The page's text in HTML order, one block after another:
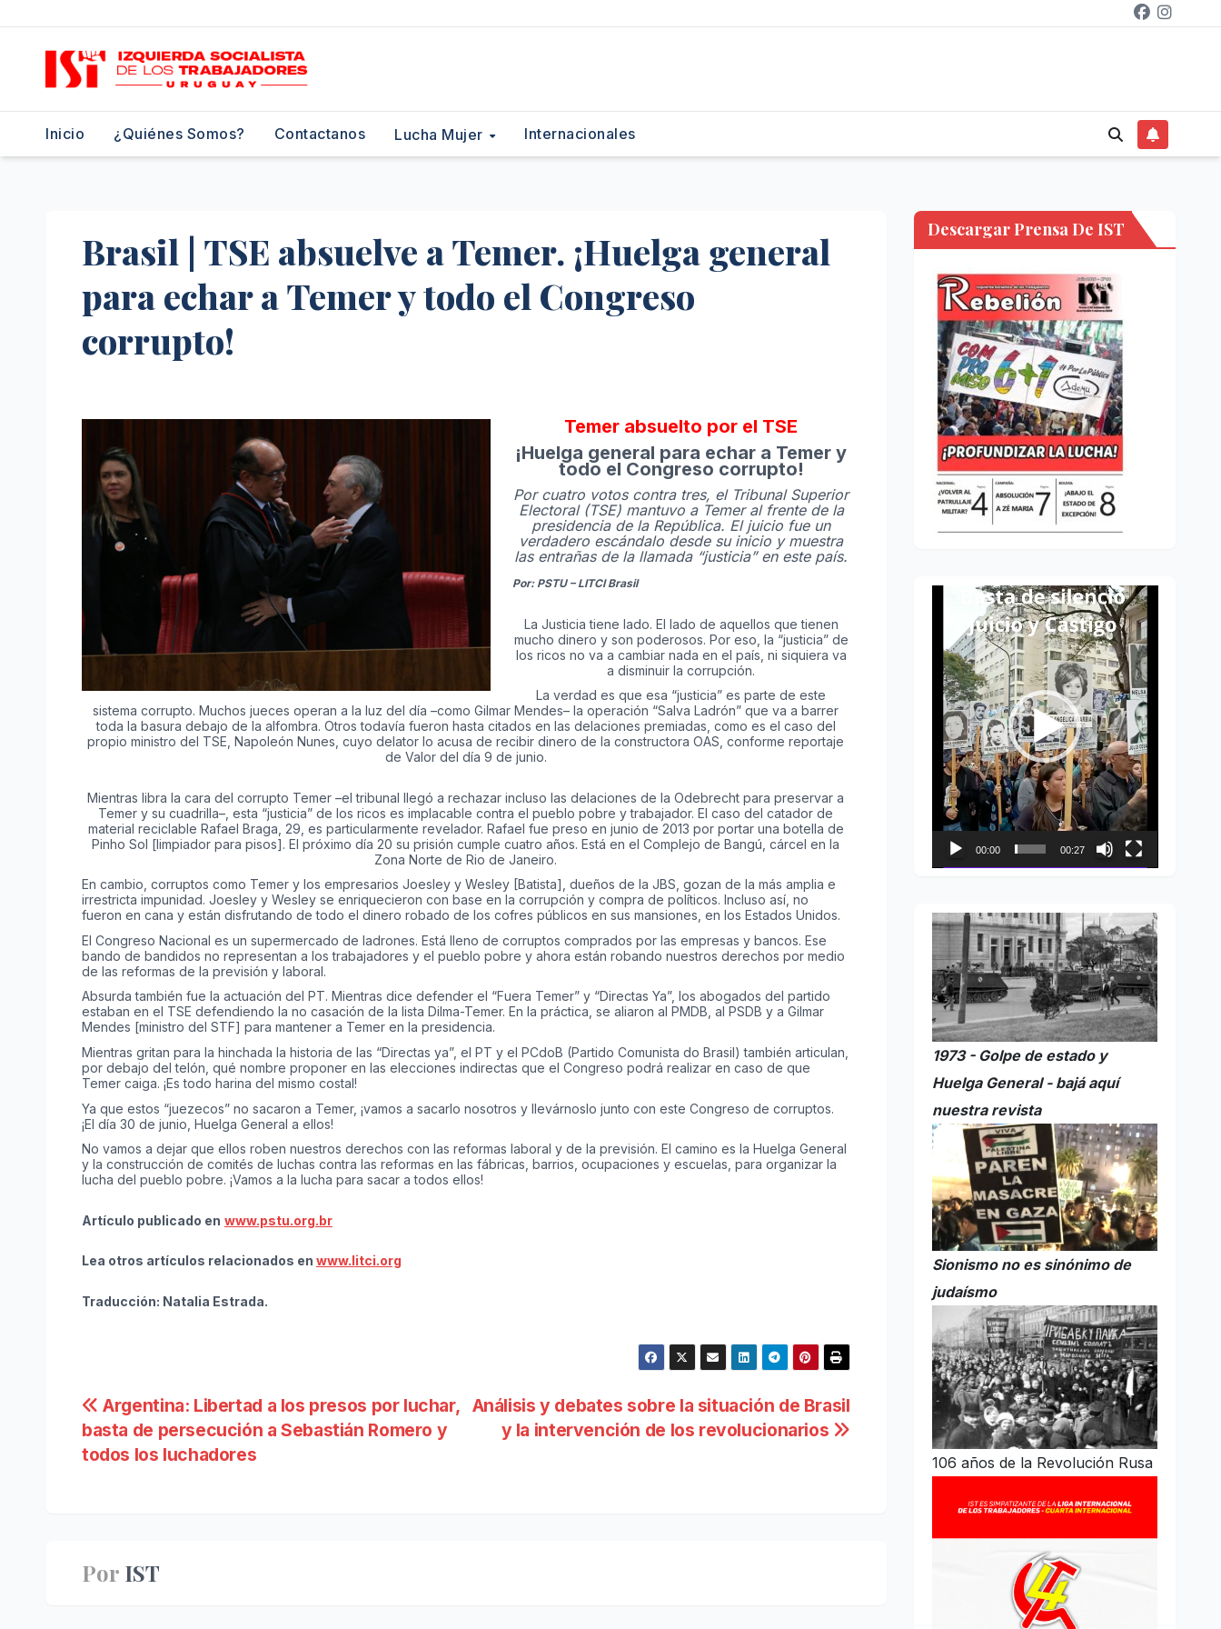
contenido
Inicio ¿Quiénes Somos? Contactanos Lucha Mujer Internacionales
Brasil | TSE absuelve a Temer. ¡Huelga general
para echar a Temer y todo el Congreso
corrupto!
Temer absuelto por el TSE
¡Huelga general para echar a Temer y
todo el Congreso corrupto!
Por cuatro votos contra tres, el Tribunal Superior
Electoral (TSE) mantuvo a Temer al frente de la
presidencia de la República. El juicio fue un
verdadero escándalo desde su inicio y muestra
las entrañas de la llamada “justicia” en este país.
Por: PSTU – LITCI Brasil
La Justicia tiene lado. El lado de aquellos que tienen
mucho dinero y son poderosos. Por eso, la “justicia” de
los ricos no va a cambiar nada en el país, ni siquiera va
a disminuir la corrupción.
La verdad es que esa “justicia” es parte de este
sistema corrupto. Muchos jueces operan a la luz del día –como Gilmar Mendes– la operación “Salva Ladrón” que va a barrer
toda la basura debajo de la alfombra. Otros todavía fueron hasta citados en las delaciones premiadas, como es el caso del
propio ministro del TSE, Napoleón Nunes, cuyo delator lo acusa de recibir dinero de la constructora OAS, conforme reportaje
de Valor del día 9 de junio.
Mientras libra la cara del corrupto Temer –el tribunal llegó a rechazar incluso las delaciones de la Odebrecht para preservar a
Temer y su cuadrilla–, esta “justicia” de los ricos es implacable contra el pueblo pobre y trabajador. El caso del catador de
material reciclable Rafael Braga, 29, es particularmente revelador. Rafael fue preso en junio de 2013 por portar una botella de
Pinho Sol [limpiador para pisos]. El próximo día 20 su prisión cumple cuatro años. Está en el Complejo de Bangú, cárcel en la
Zona Norte de Rio de Janeiro.
En cambio, corruptos como Temer y los empresarios Joesley y Wesley [Batista], dueños de la JBS, gozan de la más amplia e
irrestricta impunidad. Joesley y Wesley se enriquecieron con base en la corrupción y compra de políticos. Incluso así, no
fueron en cana y están disfrutando de todo el dinero robado de los cofres públicos en sus mansiones, en los Estados Unidos.
El Congreso Nacional es un supermercado de ladrones. Está lleno de corruptos comprados por las empresas y bancos. Ese
bando de bandidos no representan a los trabajadores y el pueblo pobre y ahora están robando nuestros derechos por medio
de las reformas de la previsión y laboral.
Absurda también fue la actuación del PT. Mientras dice defender el “Fuera Temer” y “Directas Ya”, los abogados del partido
estaban en el TSE defendiendo la no casación de la lista Dilma-Temer. En la práctica, se aliaron al PMDB, al PSDB y a Gilmar
Mendes [ministro del STF] para mantener a Temer en la presidencia.
Mientras gritan para la hinchada la historia de las “Directas ya”, el PT y el PCdoB (Partido Comunista do Brasil) también articulan,
por debajo del telón, qué nombre proponer en las elecciones indirectas que el Congreso podrá realizar en caso de que
Temer caiga. ¡Es todo harina del mismo costal!
Ya que estos “juezecos” no sacaron a Temer, ¡vamos a sacarlo nosotros y llevárnoslo junto con este Congreso de corruptos.
¡El día 30 de junio, Huelga General a ellos!
No vamos a dejar que ellos roben nuestros derechos con las reformas laboral y de la previsión. El camino es la Huelga General
y la construcción de comités de luchas contra las reformas en las fábricas, barrios, ocupaciones y escuelas, para organizar la
lucha del pueblo pobre. ¡Vamos a la lucha para sacar a todos ellos!
Artículo publicado en www.pstu.org.br
Lea otros artículos relacionados en www.litci.org
Traducción: Natalia Estrada.
Navegación
de
Análisis y debates sobre la situación de Brasil
y la intervención de los revolucionarios
Argentina: Libertad a los presos por luchar,
basta de persecución a Sebastián Romero y
todos los luchadores
Por IST
Descargar Prensa De IST
Reproductor
vídeo
00:00 00:27
1973 - Golpe de estado y
Huelga General - bajá aquí
nuestra revista
Sionismo no es sinónimo de
judaísmo
106 años de la Revolución Rusa